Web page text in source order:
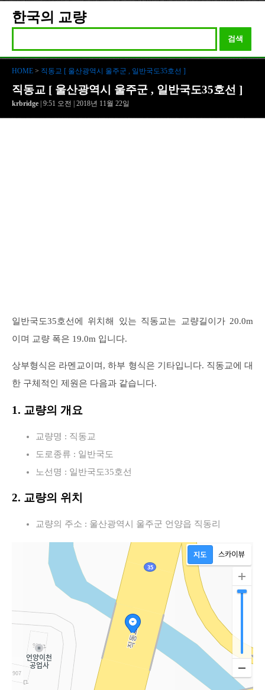
한국의 교량
검색
HOME > 직동교 [ 울산광역시 울주군 , 일반국도35호선 ]
직동교 [ 울산광역시 울주군 , 일반국도35호선 ]
krbridge | 9:51 오전 | 2018년 11월 22일
일반국도35호선에 위치해 있는 직동교는 교량길이가 20.0m
이며 교량 폭은 19.0m 입니다.
상부형식은 라멘교이며, 하부 형식은 기타입니다. 직동교에 대
한 구체적인 제원은 다음과 같습니다.
1. 교량의 개요
교량명 : 직동교
도로종류 : 일반국도
노선명 : 일반국도35호선
2. 교량의 위치
교량의 주소 : 울산광역시 울주군 언양읍 직동리